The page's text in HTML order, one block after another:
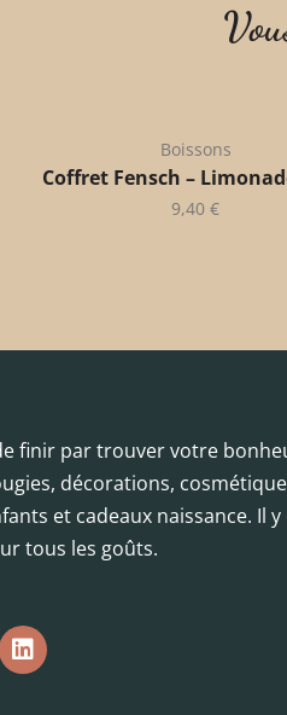
Boissons
Coffret Fensch –
9,40 €
finir par trouver votre
décorations,
et cadeaux naissance. Il y
tous les goûts.